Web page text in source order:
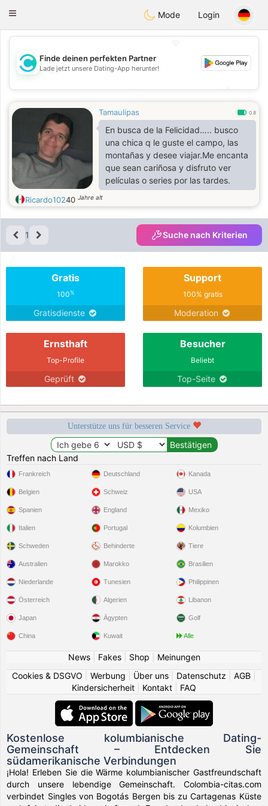
olombiaCitas
Toggle
Mode Login
💖
💕
Finde deinen perfekten Partner
Lade jetzt unsere Dating-App herunter!
Tamaulipas 0.8
En busca de la Felicidad….. busco
una chica q le guste el campo, las
montañas y desee viajar.Me encanta
que sean cariñosa y disfruto ver
películas o series por las tardes.
Ricardo10240 Jahre alt
1 Suche nach Kriterien
Gratis
100%
Gratisdienste
Support
100% gratis
Moderation
Ernsthaft
Top-Profile
Geprüft
Besucher
Beliebt
Top-Seite
Unterstütze uns für besseren Service
Treffen nach Land
Frankreich
Belgien
Spanien
Italien
Schweden
Deutschland
Schweiz
England
Portugal
Behinderte
Kanada
USA
Mexiko
Kolumbien
Tiere
Australien
Niederlande
Österreich
Japan
China
Marokko
Tunesien
Algerien
Ägypten
Kuwait
Brasilien
Philippinen
Libanon
Golf
Alle
News| Fakes| Shop
Meinungen
Cookies & DSGVO
Werbung Über uns Datenschutz AGB
Kindersicherheit
Kontakt FAQ
Kostenlose kolumbianische Dating-
Gemeinschaft – Entdecken Sie
südamerikanische Verbindungen
¡Hola! Erleben Sie die Wärme kolumbianischer Gastfreundschaft
durch unsere lebendige Gemeinschaft. Colombia-citas.com
verbindet Singles von Bogotás Bergen bis zu Cartagenas Küste